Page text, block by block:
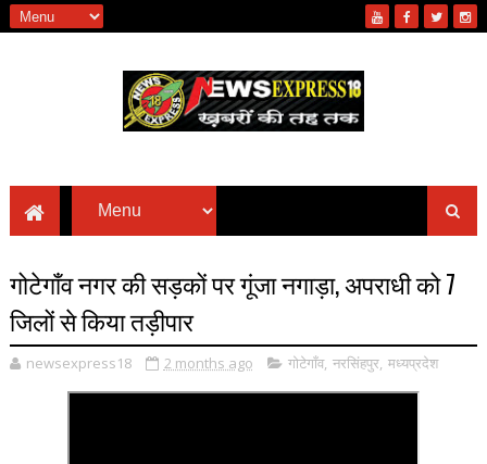
गोटेगाँव नगर की सड़कों पर गूंजा नगाड़ा, अपराधी को 7
जिलों से किया तड़ीपार
newsexpress18 2 months ago गोटेगाँव, नरसिंहपुर, मध्यप्रदेश